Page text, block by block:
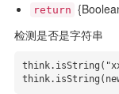
return
检测是否是字符串